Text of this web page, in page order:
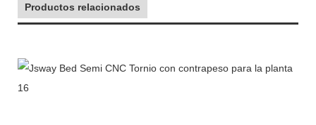
Productos relacionados